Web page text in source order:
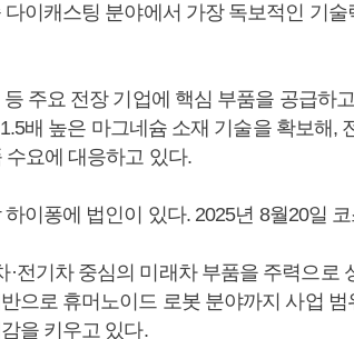
이캐스팅 분야에서 가장 독보적인 기
등 주요 전장 기업에 핵심 부품을 공급하
배 높은 마그네슘 소재 기술을 확보해,
수요에 대응하고 있다.
이퐁에 법인이 있다. 2025년 8월20일
전기차 중심의 미래차 부품을 주력으로
으로 휴머노이드 로봇 분야까지 사업
을 키우고 있다.